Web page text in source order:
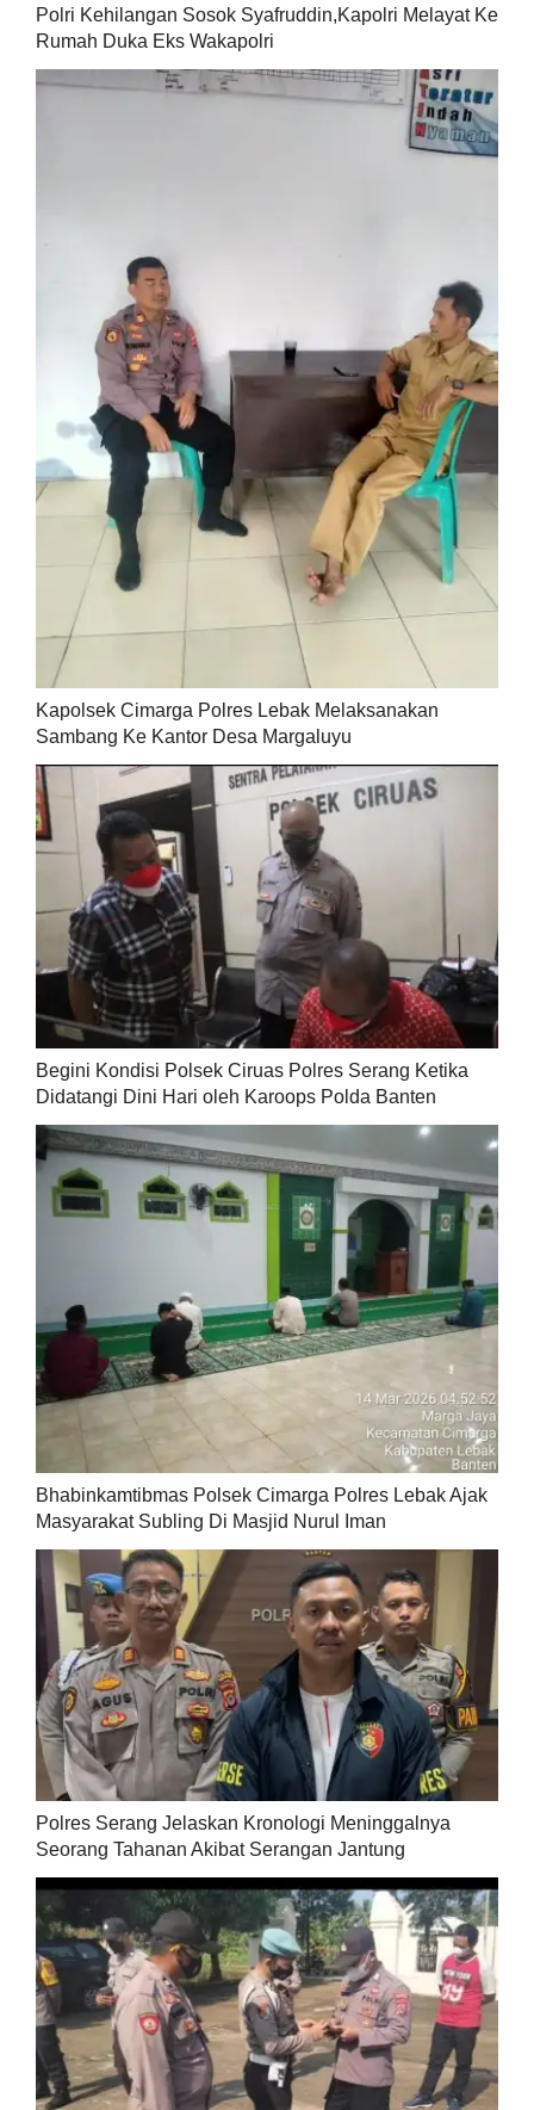
Polri Kehilangan Sosok Syafruddin,Kapolri Melayat Ke
Rumah Duka Eks Wakapolri
Kapolsek Cimarga Polres Lebak Melaksanakan
Sambang Ke Kantor Desa Margaluyu
Begini Kondisi Polsek Ciruas Polres Serang Ketika
Didatangi Dini Hari oleh Karoops Polda Banten
Bhabinkamtibmas Polsek Cimarga Polres Lebak Ajak
Masyarakat Subling Di Masjid Nurul Iman
Polres Serang Jelaskan Kronologi Meninggalnya
Seorang Tahanan Akibat Serangan Jantung